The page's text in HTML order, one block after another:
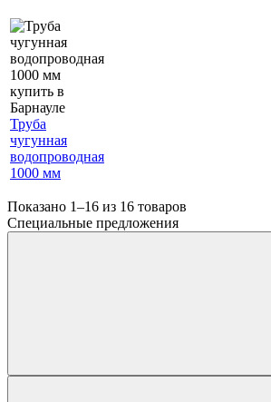
Труба
чугунная
водопроводная
1000 мм
Показано 1–16 из 16 товаров
Специальные предложения